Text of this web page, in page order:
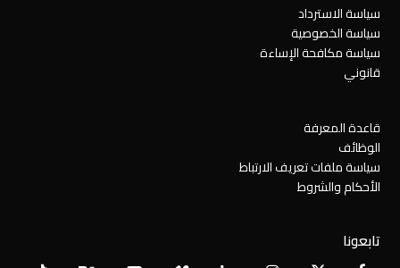
سياسة الاسترداد
سياسة الخصوصية
سياسة مكافحة الإساءة
قانوني
قاعدة المعرفة
الوظائف
سياسة ملفات تعريف الارتباط
الأحكام والشروط
تابعونا